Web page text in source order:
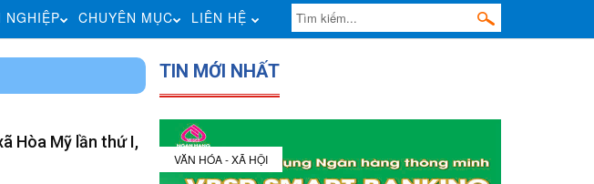
NGHIỆP CHUYÊN MỤC LIÊN HỆ
Hòa Mỹ lần thứ I,
TIN MỚI NHẤT
VĂN HÓA - XÃ HỘI